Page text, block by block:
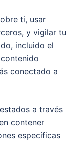
ti, usar
y vigilar tu
incluido el
conectado a
a través
contener
específicas